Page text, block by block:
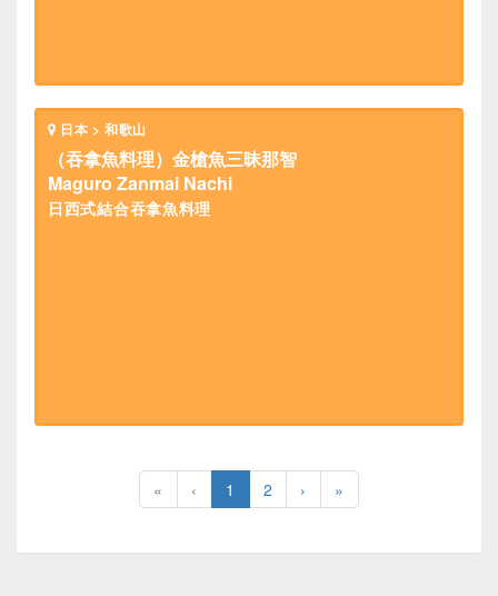
日本 > 和歌山
（吞拿魚料理）金槍魚三昧那智
Maguro Zanmai Nachi
日西式結合吞拿魚料理
« ‹ 1 2 › »